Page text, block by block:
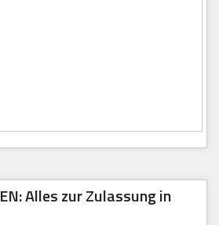
Alles zur Zulassung in